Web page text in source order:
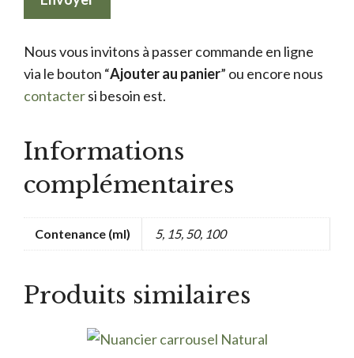
Nous vous invitons à passer commande en ligne
via le bouton “Ajouter au panier” ou encore nous
contactersi besoin est.
Informations
complémentaires
Contenance (ml) 5, 15, 50, 100
Produits similaires